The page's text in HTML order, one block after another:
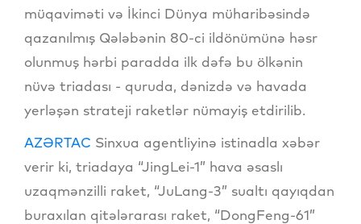
müqaviməti və İkinci Dünya müharibəsində
qazanılmış Qələbənin 80-ci ildönümünə həsr
olunmuş hərbi paradda ilk dəfə bu ölkənin
nüvə triadası - quruda, dənizdə və havada
yerləşən strateji raketlər nümayiş etdirilib.
AZƏRTAC Sinxua agentliyinə istinadla xəbər
verir ki, triadaya “JingLei-1” hava əsaslı
uzaqmənzilli raket, “JuLang-3” sualtı qayıqdan
buraxılan qitələrarası raket, “DongFeng-61”